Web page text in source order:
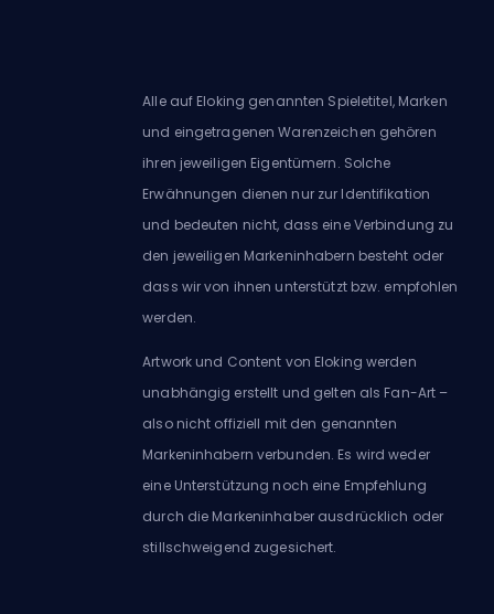
Alle auf Eloking genannten Spieletitel, Marken
und eingetragenen Warenzeichen gehören
ihren jeweiligen Eigentümern. Solche
Erwähnungen dienen nur zur Identifikation
und bedeuten nicht, dass eine Verbindung zu
den jeweiligen Markeninhabern besteht oder
dass wir von ihnen unterstützt bzw. empfohlen
werden.
Artwork und Content von Eloking werden
unabhängig erstellt und gelten als Fan-Art –
also nicht offiziell mit den genannten
Markeninhabern verbunden. Es wird weder
eine Unterstützung noch eine Empfehlung
durch die Markeninhaber ausdrücklich oder
stillschweigend zugesichert.